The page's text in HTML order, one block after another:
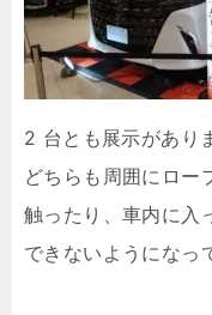
2 台とも展示があり
どちらも周囲にロー
触ったり、車内に入
できないようになっ